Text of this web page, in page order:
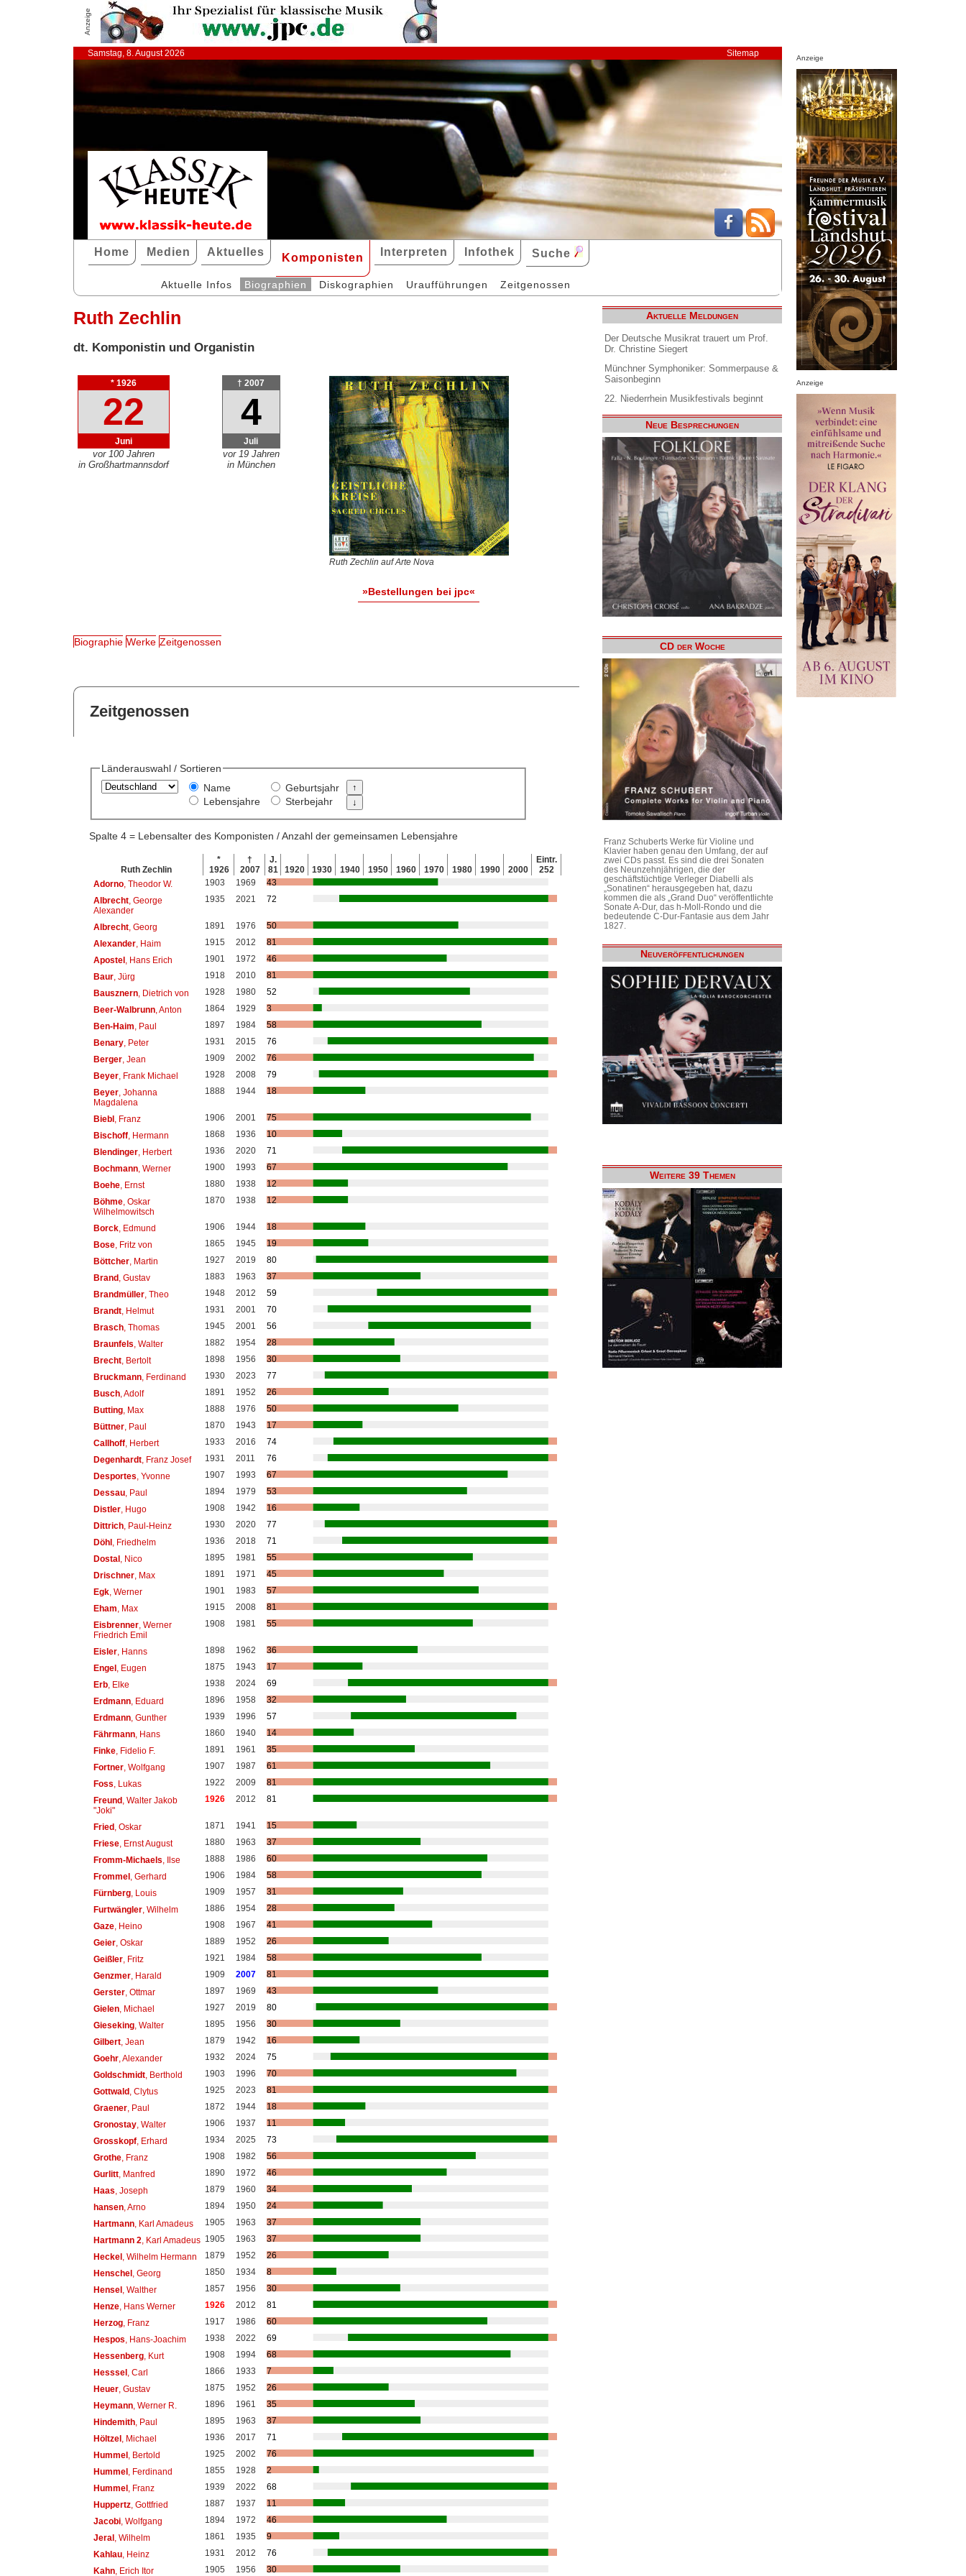
Anzeige
Samstag, 8. August 2026 Sitemap
Home Medien Aktuelles Komponisten Interpreten Infothek Suche
Aktuelle Infos Biographien Diskographien Uraufführungen Zeitgenossen
Ruth Zechlin
dt. Komponistin und Organistin
* 1926
22
Juni
vor 100 Jahren
in Großhartmannsdorf
† 2007
4
Juli
vor 19 Jahren
in München
Ruth Zechlin auf Arte Nova
»Bestellungen bei jpc«
Biographie Werke Zeitgenossen
Zeitgenossen
Länderauswahl / Sortieren
Name
Lebensjahre
Geburtsjahr
Sterbejahr
Spalte 4 = Lebensalter des Komponisten / Anzahl der gemeinsamen Lebensjahre
Ruth Zechlin
*
1926
†
2007
J.
81
1920 1930 1940 1950 1960 1970 1980 1990 2000
Eintr.
252
Adorno, Theodor W. 1903 1969
43
Albrecht, George
Alexander
1935 2021 72
Albrecht, Georg 1891 1976
50
Alexander, Haim 1915 2012
81
Apostel , Hans Erich 1901 1972
46
Baur, Jürg 1918 2010
81
Bausznern, Dietrich von 1928 1980
52
Beer-Walbrunn, Anton 1864 1929
3
Ben-Haim, Paul 1897 1984
58
Benary, Peter 1931 2015
76
Berger, Jean 1909 2002
76
Beyer, Frank Michael 1928 2008
79
Beyer, Johanna
Magdalena
1888 1944 18
Biebl , Franz 1906 2001
75
Bischoff, Hermann 1868 1936
10
Blendinger, Herbert 1936 2020
71
Bochmann, Werner 1900 1993
67
Boehe, Ernst 1880 1938
12
Böhme, Oskar
Wilhelmowitsch
1870 1938 12
Borck, Edmund 1906 1944
18
Bose, Fritz von 1865 1945
19
Böttcher, Martin 1927 2019
80
Brand , Gustav 1883 1963
37
Brandmüller, Theo 1948 2012
59
Brandt, Helmut 1931 2001
70
Brasch, Thomas 1945 2001
56
Braunfels, Walter 1882 1954
28
Brecht, Bertolt 1898 1956
30
Bruckmann, Ferdinand 1930 2023
77
Busch, Adolf 1891 1952
26
Butting, Max 1888 1976
50
Büttner, Paul 1870 1943
17
Callhoff, Herbert 1933 2016
74
Degenhardt, Franz Josef 1931 2011
76
Desportes, Yvonne 1907 1993
67
Dessau, Paul 1894 1979
53
Distler, Hugo 1908 1942
16
Dittrich, Paul-Heinz 1930 2020
77
Döhl , Friedhelm 1936 2018
71
Dostal , Nico 1895 1981
55
Drischner, Max 1891 1971
45
Egk, Werner 1901 1983
57
Eham, Max 1915 2008
81
Eisbrenner, Werner
Friedrich Emil
1908 1981 55
Eisler, Hanns 1898 1962
36
Engel , Eugen 1875 1943
17
Erb, Elke 1938 2024
69
Erdmann, Eduard 1896 1958
32
Erdmann, Gunther 1939 1996
57
Fährmann, Hans 1860 1940
14
Finke, Fidelio F. 1891 1961
35
Fortner, Wolfgang 1907 1987
61
Foss, Lukas 1922 2009
81
Freund , Walter Jakob
"Joki"
1926 2012 81
Fried , Oskar 1871 1941
15
Friese, Ernst August 1880 1963
37
Fromm-Michaels, Ilse 1888 1986
60
Frommel , Gerhard 1906 1984
58
Fürnberg, Louis 1909 1957
31
Furtwängler, Wilhelm 1886 1954
28
Gaze, Heino 1908 1967
41
Geier, Oskar 1889 1952
26
Geißler, Fritz 1921 1984
58
Genzmer, Harald 1909 2007
81
Gerster, Ottmar 1897 1969
43
Gielen, Michael 1927 2019
80
Gieseking, Walter 1895 1956
30
Gilbert, Jean 1879 1942
16
Goehr, Alexander 1932 2024
75
Goldschmidt, Berthold 1903 1996
70
Gottwald , Clytus 1925 2023
81
Graener, Paul 1872 1944
18
Gronostay, Walter 1906 1937
11
Grosskopf, Erhard 1934 2025
73
Grothe, Franz 1908 1982
56
Gurlitt, Manfred 1890 1972
46
Haas, Joseph 1879 1960
34
hansen, Arno 1894 1950
24
Hartmann, Karl Amadeus 1905 1963
37
Hartmann 2, Karl Amadeus 1905 1963
37
Heckel , Wilhelm Hermann 1879 1952
26
Henschel , Georg 1850 1934
8
Hensel , Walther 1857 1956
30
Henze, Hans Werner 1926 2012
81
Herzog, Franz 1917 1986
60
Hespos, Hans-Joachim 1938 2022
69
Hessenberg, Kurt 1908 1994
68
Hesssel , Carl 1866 1933
7
Heuer, Gustav 1875 1952
26
Heymann, Werner R. 1896 1961
35
Hindemith, Paul 1895 1963
37
Höltzel , Michael 1936 2017
71
Hummel , Bertold 1925 2002
76
Hummel , Ferdinand 1855 1928
2
Hummel , Franz 1939 2022
68
Huppertz, Gottfried 1887 1937
11
Jacobi, Wolfgang 1894 1972
46
Jeral , Wilhelm 1861 1935
9
Kahlau, Heinz 1931 2012
76
Kahn, Erich Itor 1905 1956 30
Aktuelle Meldungen
Der Deutsche Musikrat trauert um Prof.
Dr. Christine Siegert
Münchner Symphoniker: Sommerpause &
Saisonbeginn
22. Niederrhein Musikfestivals beginnt
Neue Besprechungen
CD der Woche
Franz Schuberts Werke für Violine und
Klavier haben genau den Umfang, der auf
zwei CDs passt. Es sind die drei Sonaten
des Neunzehnjährigen, die der
geschäftstüchtige Verleger Diabelli als
„Sonatinen“ herausgegeben hat, dazu
kommen die als „Grand Duo“ veröffentlichte
Sonate A-Dur, das h-Moll-Rondo und die
bedeutende C-Dur-Fantasie aus dem Jahr
1827.
Neuveröffentlichungen
Weitere 39 Themen
Anzeige
Anzeige